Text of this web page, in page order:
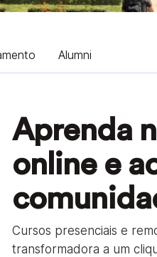
Alumni
Aprenda
online e
Cursos presenciais e
transformadora a um